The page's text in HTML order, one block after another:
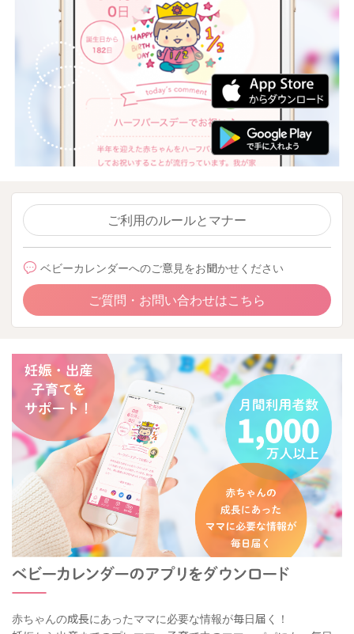
ご利用のルールとマナー
ベビーカレンダーへのご意見をお聞かせください
ご質問・お問い合わせはこちら
赤ちゃんの成長にあったママに必要な情報が毎日届く！